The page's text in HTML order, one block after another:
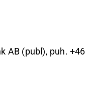
AB (publ), puh. +46